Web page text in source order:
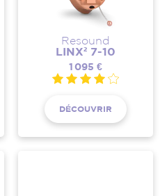
Resound
LINX² 7-10
1 095 €
DÉCOUVRIR